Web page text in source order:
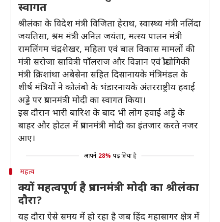
स्वागत
श्रीलंका के विदेश मंत्री विजिता हेराथ, स्वास्थ्य मंत्री नलिंदा
जयतिसा, श्रम मंत्री अनिल जयंता, मत्स्य पालन मंत्री
रामलिंगम चंद्रशेखर, महिला एवं बाल विकास मामलों की
मंत्री सरोजा सावित्री पॉलराज और विज्ञान एवं प्रौद्योगिकी
मंत्री क्रिशांथा अबेसेना सहित दिसानायके मंत्रिमंडल के
शीर्ष मंत्रियों ने कोलंबो के भंडारनायके अंतरराष्ट्रीय हवाई
अड्डे पर प्रधानमंत्री मोदी का स्वागत किया।
इस दौरान भारी बारिश के बाद भी लोग हवाई अड्डे के
बाहर और होटल में प्रधानमंत्री मोदी का इंतजार करते नजर
आए।
आपने 28% पढ़ लिया है
महत्व
क्यों महत्वपूर्ण है प्रधानमंत्री मोदी का श्रीलंका
दौरा?
यह दौरा ऐसे समय में हो रहा है जब हिंद महासागर क्षेत्र में